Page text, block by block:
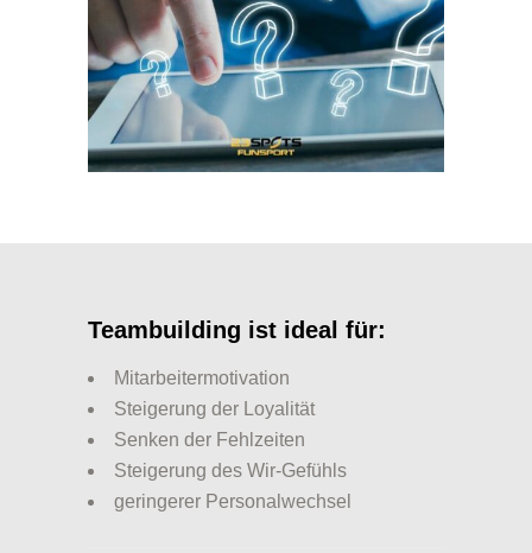
Teambuilding ist ideal für:
Mitarbeitermotivation
Steigerung der Loyalität
Senken der Fehlzeiten
Steigerung des Wir-Gefühls
geringerer Personalwechsel